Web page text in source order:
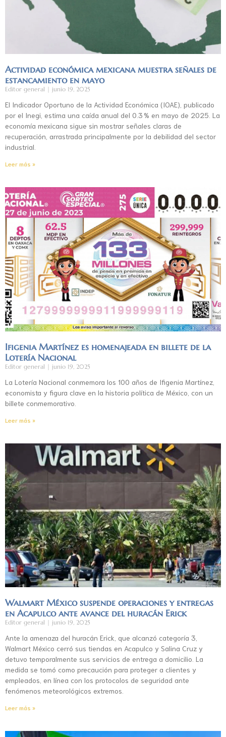
Actividad económica mexicana muestra señales de
estancamiento en mayo
Editor general junio 19, 2025
El Indicador Oportuno de la Actividad Económica (IOAE), publicado
por el Inegi, estima una caída anual del 0.3 % en mayo de 2025. La
economía mexicana sigue sin mostrar señales claras de
recuperación, arrastrada principalmente por la debilidad del sector
industrial.
Leer más »
Ifigenia Martínez es homenajeada en billete de la
Lotería Nacional
Editor general junio 19, 2025
La Lotería Nacional conmemora los 100 años de Ifigenia Martínez,
economista y figura clave en la historia política de México, con un
billete conmemorativo.
Leer más »
Walmart México suspende operaciones y entregas
en Acapulco ante avance del huracán Erick
Editor general junio 19, 2025
Ante la amenaza del huracán Erick, que alcanzó categoría 3,
Walmart México cerró sus tiendas en Acapulco y Salina Cruz y
detuvo temporalmente sus servicios de entrega a domicilio. La
medida se tomó como precaución para proteger a clientes y
empleados, en línea con los protocolos de seguridad ante
fenómenos meteorológicos extremos.
Leer más »